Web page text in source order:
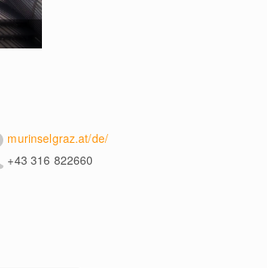
murinselgraz.at/de/
+43 316 822660